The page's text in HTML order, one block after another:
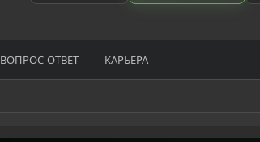
ВОПРОС-ОТВЕТ КАРЬЕРА